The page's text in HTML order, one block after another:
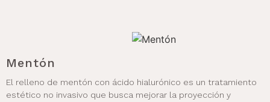
Mentón
El relleno de mentón con ácido hialurónico es un tratamiento
estético no invasivo que busca mejorar la proyección y